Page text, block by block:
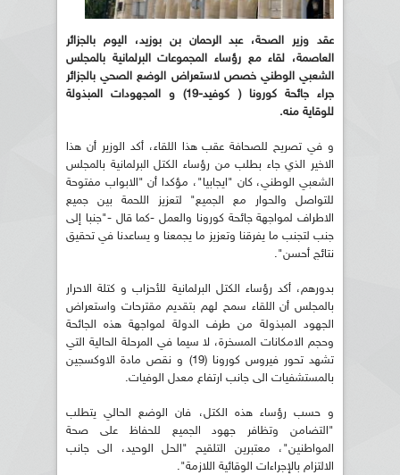
عقد وزير الصحة، عبد الرحمان بن بوزيد، اليوم بالجزائر
العاصمة، لقاء مع رؤساء المجموعات البرلمانية بالمجلس
الشعبي الوطني خصص لاستعراض الوضع الصحي بالجزائر
جراء جائحة كورونا ( كوفيد-19) و المجهودات المبذولة
للوقاية منه.
و في تصريح للصحافة عقب هذا اللقاء، أكد الوزير أن هذا
الاخير الذي جاء بطلب من رؤساء الكتل البرلمانية بالمجلس
الشعبي الوطني، كان "ايجابيا"، مؤكدا أن "الابواب مفتوحة
للتواصل والحوار مع الجميع" لتعزيز اللحمة بين جميع
الاطراف لمواجهة جائحة كورونا والعمل -كما قال -"جنبا إلى
جنب لتجنب ما يفرقنا وتعزيز ما يجمعنا و يساعدنا في تحقيق
نتائج أحسن".
بدورهم، أكد رؤساء الكتل البرلمانية للأحزاب و كتلة الاحرار
بالمجلس أن اللقاء سمح لهم بتقديم مقترحات واستعراض
الجهود المبذولة من طرف الدولة لمواجهة هذه الجائحة
وحجم الامكانات المسخرة، لا سيما في المرحلة الحالية التي
تشهد تحور فيروس كورونا (19) و نقص مادة الاوكسجين
بالمستشفيات الى جانب ارتفاع معدل الوفيات.
و حسب رؤساء هذه الكتل، فان الوضع الحالي يتطلب
"التضامن وتظافر جهود الجميع للحفاظ على صحة
المواطنين"، معتبرين التلقيح "الحل الوحيد، الى جانب
الالتزام بالإجراءات الوقائية اللازمة".